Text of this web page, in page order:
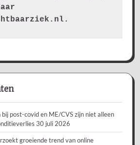
post-covid en ME/CVS zijn niet alleen
30 juli 2026
groeiende trend van online